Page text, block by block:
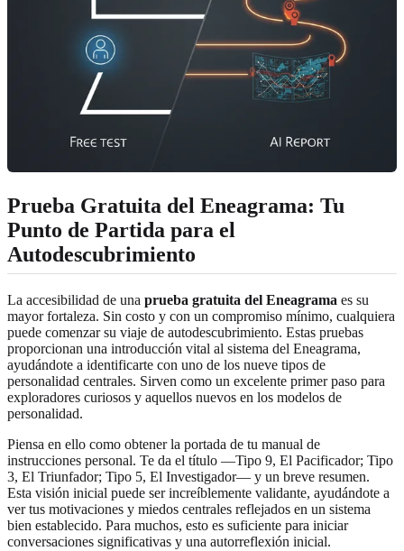
Prueba Gratuita del Eneagrama: Tu
Punto de Partida para el
Autodescubrimiento
La accesibilidad de una prueba gratuita del Eneagrama es su
mayor fortaleza. Sin costo y con un compromiso mínimo, cualquiera
puede comenzar su viaje de autodescubrimiento. Estas pruebas
proporcionan una introducción vital al sistema del Eneagrama,
ayudándote a identificarte con uno de los nueve tipos de
personalidad centrales. Sirven como un excelente primer paso para
exploradores curiosos y aquellos nuevos en los modelos de
personalidad.
Piensa en ello como obtener la portada de tu manual de
instrucciones personal. Te da el título —Tipo 9, El Pacificador; Tipo
3, El Triunfador; Tipo 5, El Investigador— y un breve resumen.
Esta visión inicial puede ser increíblemente validante, ayudándote a
ver tus motivaciones y miedos centrales reflejados en un sistema
bien establecido. Para muchos, esto es suficiente para iniciar
conversaciones significativas y una autorreflexión inicial.